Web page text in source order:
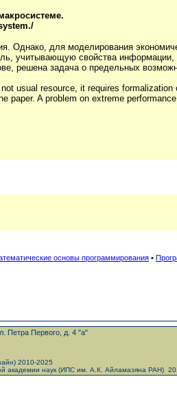
Однако, для моделирования
учитывающую свойства информации,
решена задача о предельных
usual resource, it requires
paper. A problem on extreme
основы программирования •
Петра Первого, д. 4 "а"
2010-2025
академии наук (ИПС им. А.К. Айламазяна РАН)